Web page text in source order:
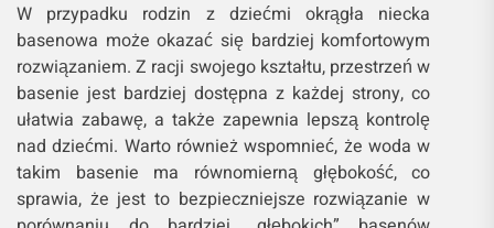
W przypadku rodzin z dziećmi okrągła niecka
basenowa może okazać się bardziej komfortowym
rozwiązaniem. Z racji swojego kształtu, przestrzeń w
basenie jest bardziej dostępna z każdej strony, co
ułatwia zabawę, a także zapewnia lepszą kontrolę
nad dziećmi. Warto również wspomnieć, że woda w
takim basenie ma równomierną głębokość, co
sprawia, że jest to bezpieczniejsze rozwiązanie w